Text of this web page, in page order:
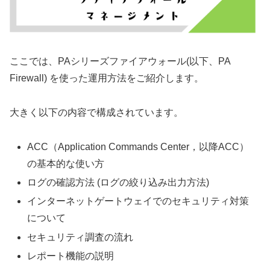
ここでは、PAシリーズファイアウォール(以下、PA
Firewall) を使った運用方法をご紹介します。
大きく以下の内容で構成されています。
ACC（Application Commands Center，以降ACC）
の基本的な使い方
ログの確認方法 (ログの絞り込み出力方法)
インターネットゲートウェイでのセキュリティ対策
について
セキュリティ調査の流れ
レポート機能の説明